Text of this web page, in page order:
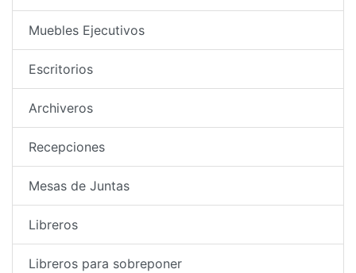
Muebles Ejecutivos
Escritorios
Archiveros
Recepciones
Mesas de Juntas
Libreros
Libreros para sobreponer